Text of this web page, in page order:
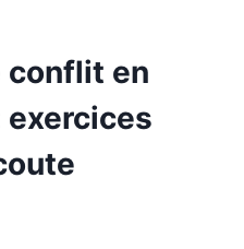
conflit en
exercices